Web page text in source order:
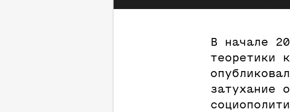
В начале
теоретики
затухание